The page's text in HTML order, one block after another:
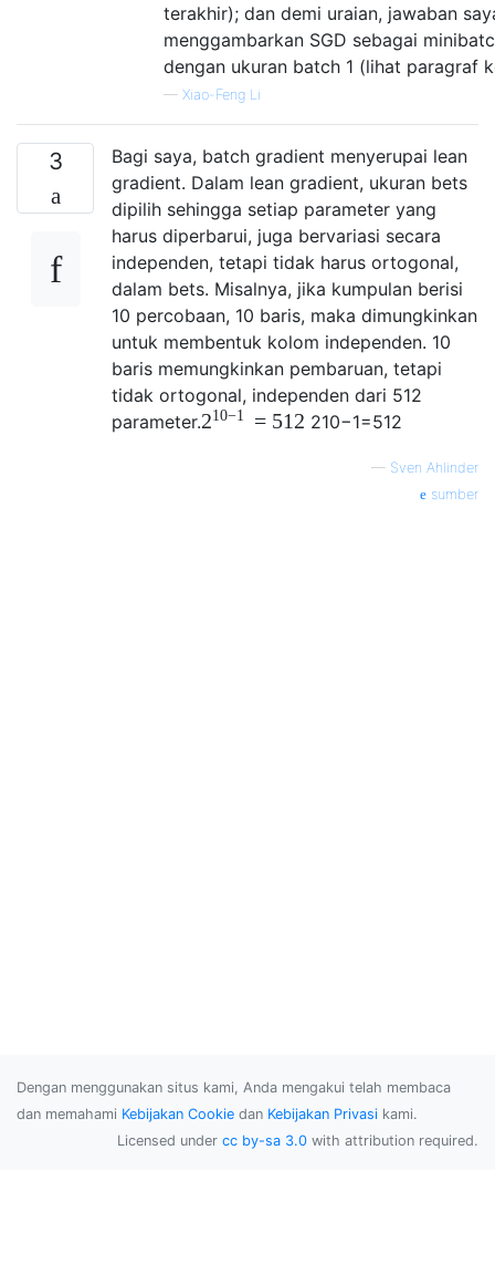
terakhir); dan demi uraian, jawaban
menggambarkan SGD sebagai
dengan ukuran batch 1 (lihat paragraf
— Xiao-Feng Li
3
Bagi saya, batch gradient menyerupai lean
gradient. Dalam lean gradient, ukuran bets
dipilih sehingga setiap parameter yang
harus diperbarui, juga bervariasi secara
independen, tetapi tidak harus ortogonal,
dalam bets. Misalnya, jika kumpulan berisi
10 percobaan, 10 baris, maka dimungkinkan
untuk membentuk kolom independen. 10
baris memungkinkan pembaruan, tetapi
tidak ortogonal, independen dari 512
parameter.210−1 = 512 210−1=512
— Sven Ahlinder
sumber
Dengan menggunakan situs kami, Anda mengakui telah membaca
dan memahami Kebijakan Cookie dan Kebijakan Privasi kami.
Licensed under cc by-sa 3.0 with attribution required.